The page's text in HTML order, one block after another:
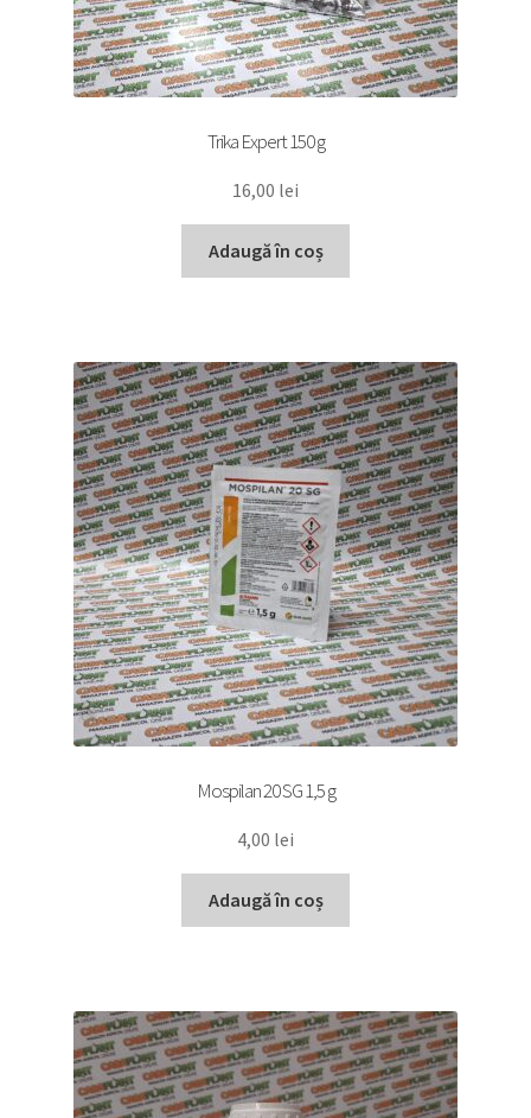
Trika Expert 150 g
16,00 lei
Adaugă în coș
Mospilan 20 SG 1,5 g
4,00 lei
Adaugă în coș